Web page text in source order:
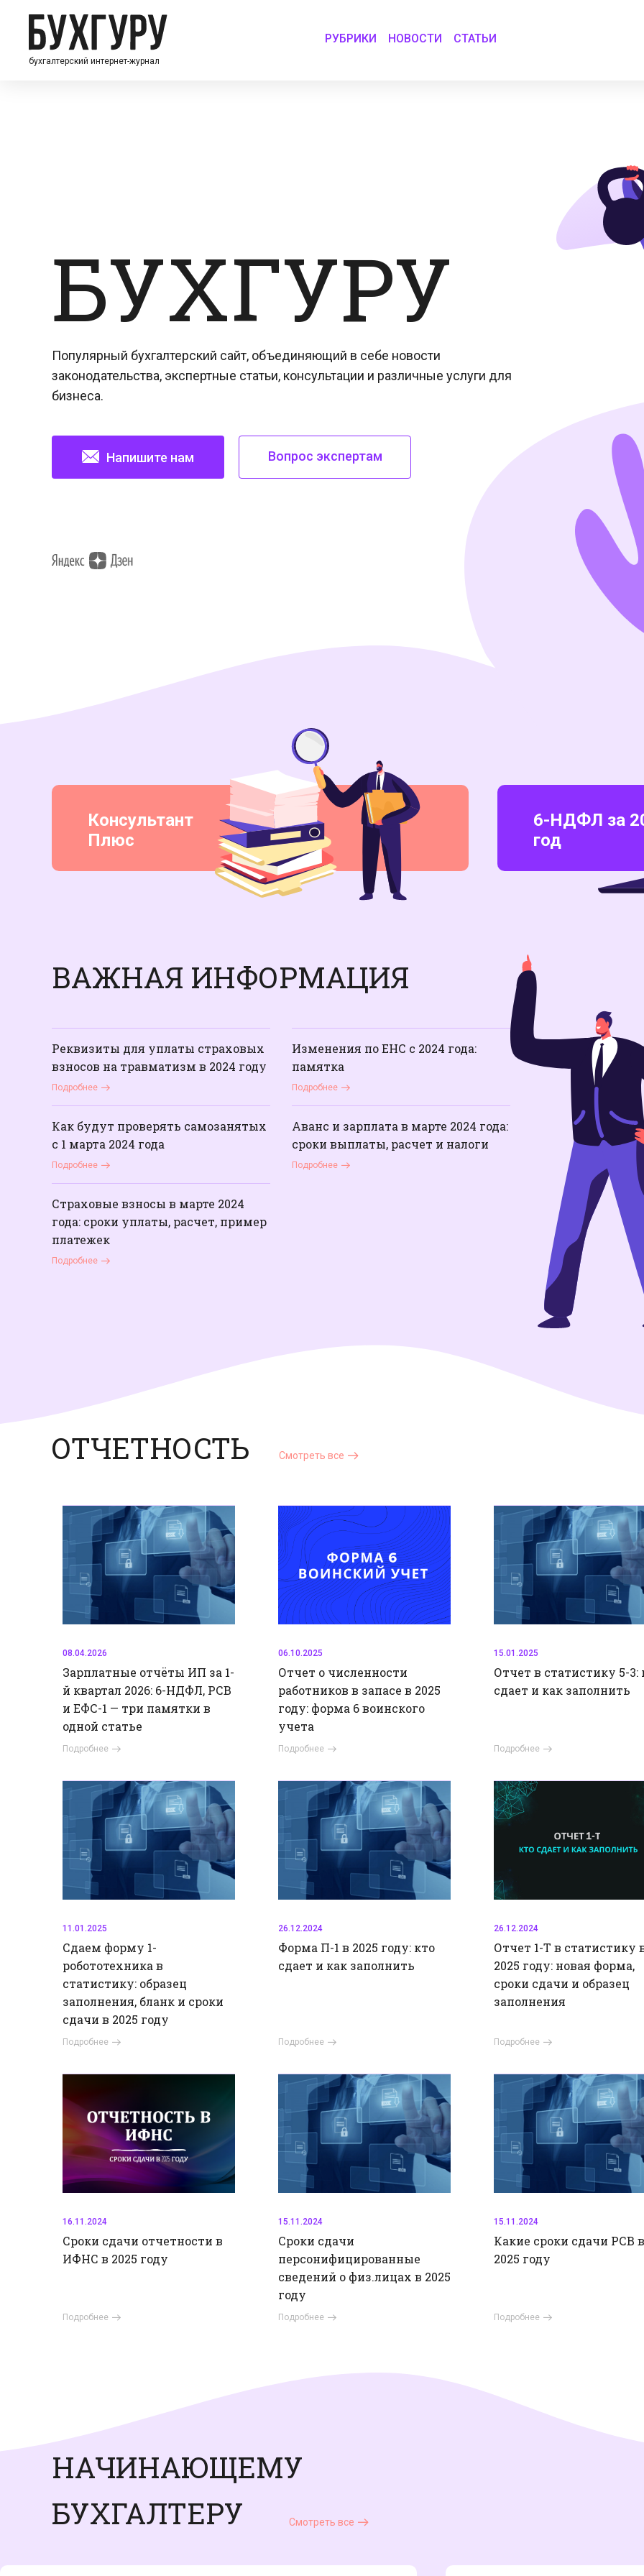
бухгалтерский интернет-журнал
РУБРИКИ НОВОСТИ СТАТЬИ
БУХГУРУ
Популярный бухгалтерский сайт, объединяющий в себе новости
законодательства, экспертные статьи, консультации и различные услуги для
бизнеса.
Напишите нам Вопрос экспертам
Консультант
Плюс
6-НДФЛ за
год
ВАЖНАЯ ИНФОРМАЦИЯ
Реквизиты для уплаты страховых
взносов на травматизм в 2024 году
Подробнее
Изменения по ЕНС с 2024 года:
памятка
Подробнее
Как будут проверять самозанятых
с 1 марта 2024 года
Подробнее
Аванс и зарплата в марте 2024 года:
сроки выплаты, расчет и налоги
Подробнее
Страховые взносы в марте 2024
года: сроки уплаты, расчет, пример
платежек
Подробнее
ОТЧЕТНОСТЬ Смотреть все
08.04.2026
Зарплатные отчёты ИП за 1-
й квартал 2026: 6-НДФЛ, РСВ
и ЕФС-1 — три памятки в
одной статье
Подробнее
06.10.2025
Отчет о численности
работников в запасе в 2025
году: форма 6 воинского
учета
Подробнее
15.01.2025
Отчет в статистику 5-3:
сдает и как заполнить
Подробнее
11.01.2025
Сдаем форму 1-
робототехника в
статистику: образец
заполнения, бланк и сроки
сдачи в 2025 году
Подробнее
26.12.2024
Форма П-1 в 2025 году: кто
сдает и как заполнить
Подробнее
26.12.2024
Отчет 1-Т в статистику
2025 году: новая форма,
сроки сдачи и образец
заполнения
Подробнее
16.11.2024
Сроки сдачи отчетности в
ИФНС в 2025 году
Подробнее
15.11.2024
Сроки сдачи
персонифицированные
сведений о физ.лицах в 2025
году
Подробнее
15.11.2024
Какие сроки сдачи РСВ в
2025 году
Подробнее
НАЧИНАЮЩЕМУ
БУХГАЛТЕРУ
Смотреть все